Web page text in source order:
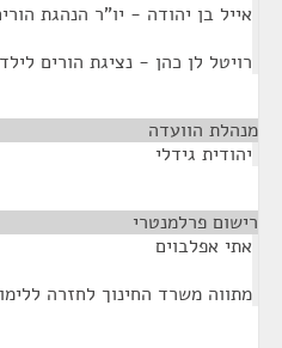
אייל בן יהודה - יו"ר הנהגת
רויטל לן כהן - נציגת הורים
מנהלת הוועדה
יהודית גידלי
רישום פרלמנטרי
אתי אפלבוים
מתווה משרד החינוך לחזרה